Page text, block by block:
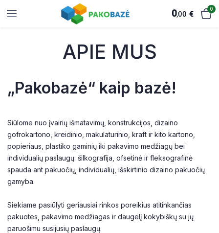
0,00 €
0
APIE MUS
„Pakobazė“ kaip bazė!
Siūlome nuo įvairių išmatavimų, konstrukcijos, dizaino
gofrokartono, kreidinio, makulaturinio, kraft ir kito kartono,
popieriaus, plastiko gaminių iki pakavimo medžiagų bei
individualių paslaugų: šilkografija, ofsetinė ir fleksografinė
spauda ant pakuočių, individualių, išskirtinio dizaino pakuočių
gamyba.
Siekiame pasiūlyti geriausiai rinkos poreikius atitinkančias
pakuotes, pakavimo medžiagas ir daugelį kokybiškų su jų
paruošimu susijusių paslaugų.